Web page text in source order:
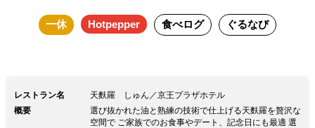
一休 Hotpepper 食べログ ぐるなび
レストラン名
天麩羅 しゅん／京王プラザホテル
概要
選び抜かれた油と熟練の技術で仕上げる天麩羅を贅沢な
空間で ご家族でのお食事やデート、記念日にも最適 選